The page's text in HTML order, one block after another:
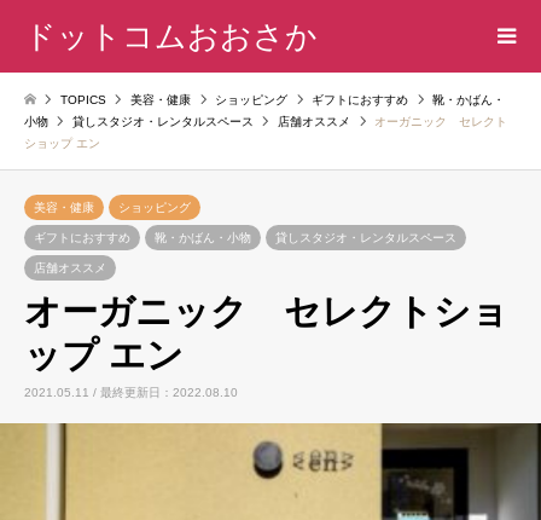
ドットコムおおさか
TOPICS 美容・健康 ショッピング ギフトにおすすめ
靴・かばん・
小物
貸しスタジオ・レンタルスペース 店舗オススメ
オーガニック セレクト
ショップ エン
美容・健康 ショッピング
ギフトにおすすめ 靴・かばん・小物 貸しスタジオ・レンタルスペース
店舗オススメ
オーガニック セレクトショ
ップ エン
2021.05.11 / 最終更新日：2022.08.10